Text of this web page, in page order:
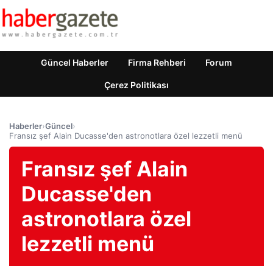
Güncel Haberler Firma Rehberi Forum
Çerez Politikası
Haberler›Güncel›
Fransız şef Alain Ducasse'den astronotlara özel lezzetli menü
Fransız şef Alain
Ducasse'den
astronotlara özel
lezzetli menü